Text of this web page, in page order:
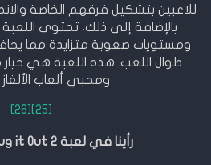
للاعبين بتشكيل فرقهم الخاصة
بالإضافة إلى ذلك، تحتوي
ومستويات صعوبة متزايدة مما
طوال اللعب. هذه اللعبة هي خيار
ومحبي ألعاب
[25]
[26]
رأينا في لعبة Slugterra Slug it Out 2